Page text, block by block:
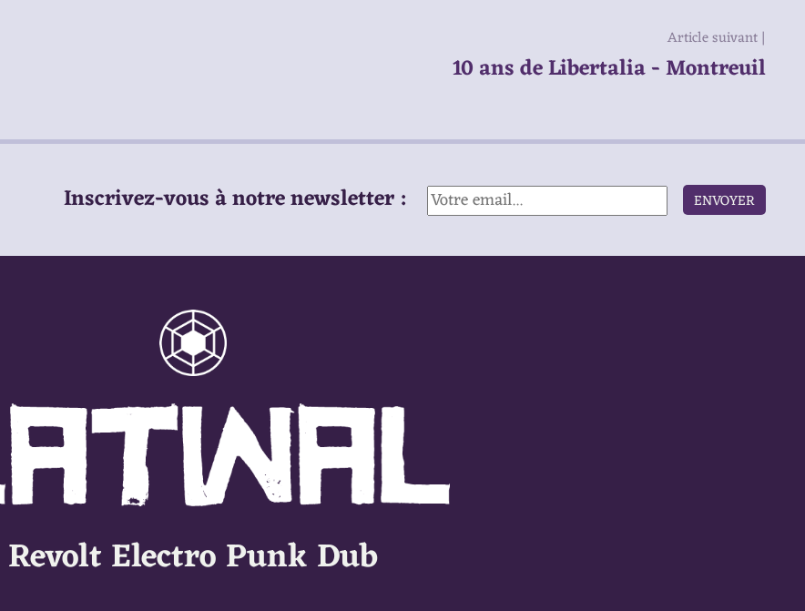
Article suivant |
10 ans de Libertalia - Montreuil
Inscrivez-vous à notre newsletter : ENVOYER
Revolt Electro Punk Dub